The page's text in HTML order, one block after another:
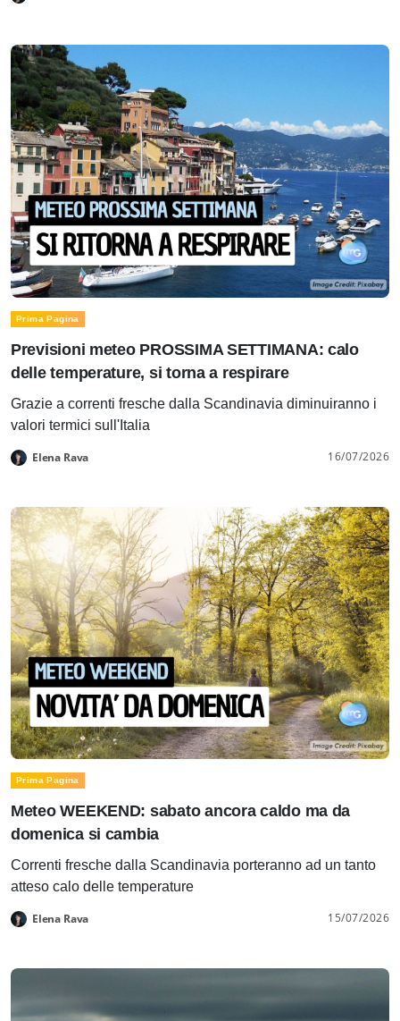
Prima Pagina
Previsioni meteo PROSSIMA SETTIMANA: calo
delle temperature, si torna a respirare
Grazie a correnti fresche dalla Scandinavia diminuiranno i
valori termici sull'Italia
Elena Rava 16/07/2026
Prima Pagina
Meteo WEEKEND: sabato ancora caldo ma da
domenica si cambia
Correnti fresche dalla Scandinavia porteranno ad un tanto
atteso calo delle temperature
Elena Rava 15/07/2026